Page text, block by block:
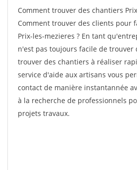
Comment trouver des chantiers
Comment trouver des clients pour
Prix-les-mezieres ? En tant
n'est pas toujours facile de trouver
trouver des chantiers à réaliser
service d'aide aux artisans vous
contact de manière instantannée
à la recherche de professionnels
projets travaux.